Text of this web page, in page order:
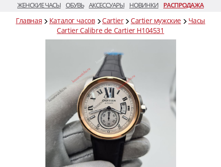
ЖЕНСКИЕ ЧАСЫ ОБУВЬ АКСЕССУАРЫ НОВИНКИ РАСПРОДАЖА
Главная Каталог часов Cartier Cartier мужские
Часы
Cartier Calibre de Cartier H104531